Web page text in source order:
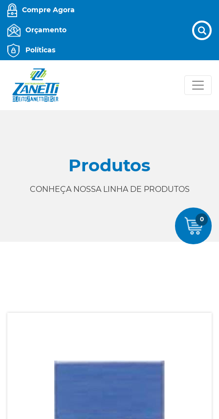
Compre Agora
Orçamento
Políticas
Produtos
CONHEÇA NOSSA LINHA DE PRODUTOS
0